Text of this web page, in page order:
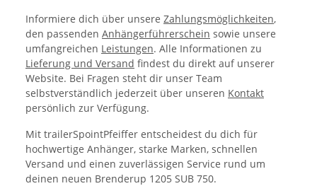
Informiere dich über unsere Zahlungsmöglichkeiten,
den passenden Anhängerführerschein sowie unsere
umfangreichen Leistungen. Alle Informationen zu
Lieferung und Versand findest du direkt auf unserer
Website. Bei Fragen steht dir unser Team
selbstverständlich jederzeit über unseren Kontakt
persönlich zur Verfügung.
Mit trailerSpointPfeiffer entscheidest du dich für
hochwertige Anhänger, starke Marken, schnellen
Versand und einen zuverlässigen Service rund um
deinen neuen Brenderup 1205 SUB 750.